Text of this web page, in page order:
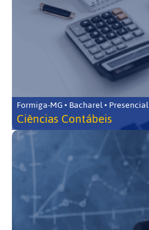
Formiga-MG • Bacharel • Presencial
Ciências Contábeis